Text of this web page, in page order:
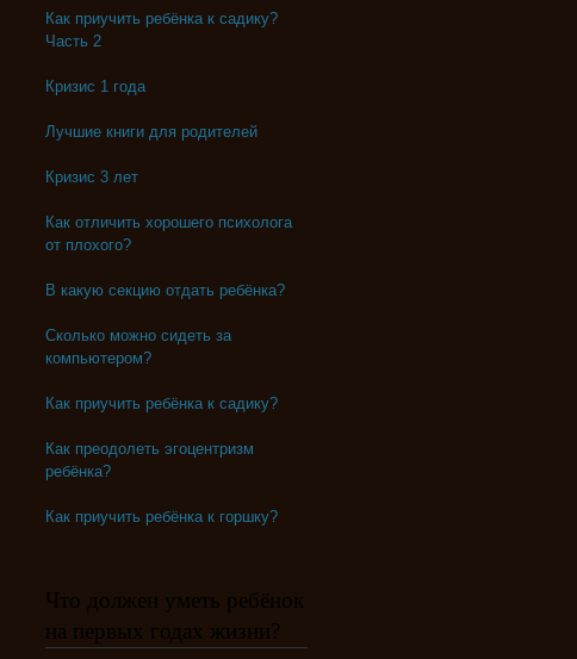
Как приучить ребёнка к садику?
Часть 2
Кризис 1 года
Лучшие книги для родителей
Кризис 3 лет
Как отличить хорошего психолога
от плохого?
В какую секцию отдать ребёнка?
Сколько можно сидеть за
компьютером?
Как приучить ребёнка к садику?
Как преодолеть эгоцентризм
ребёнка?
Как приучить ребёнка к горшку?
Что должен уметь ребёнок
на первых годах жизни?